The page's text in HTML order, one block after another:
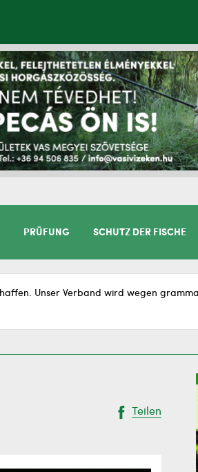
PRÜFUNG SCHUTZ DER FISCHE
Unser Verband wird wegen
Teilen